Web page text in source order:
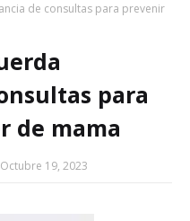
de consultas para prevenir
para
de mama
Octubre 19, 2023